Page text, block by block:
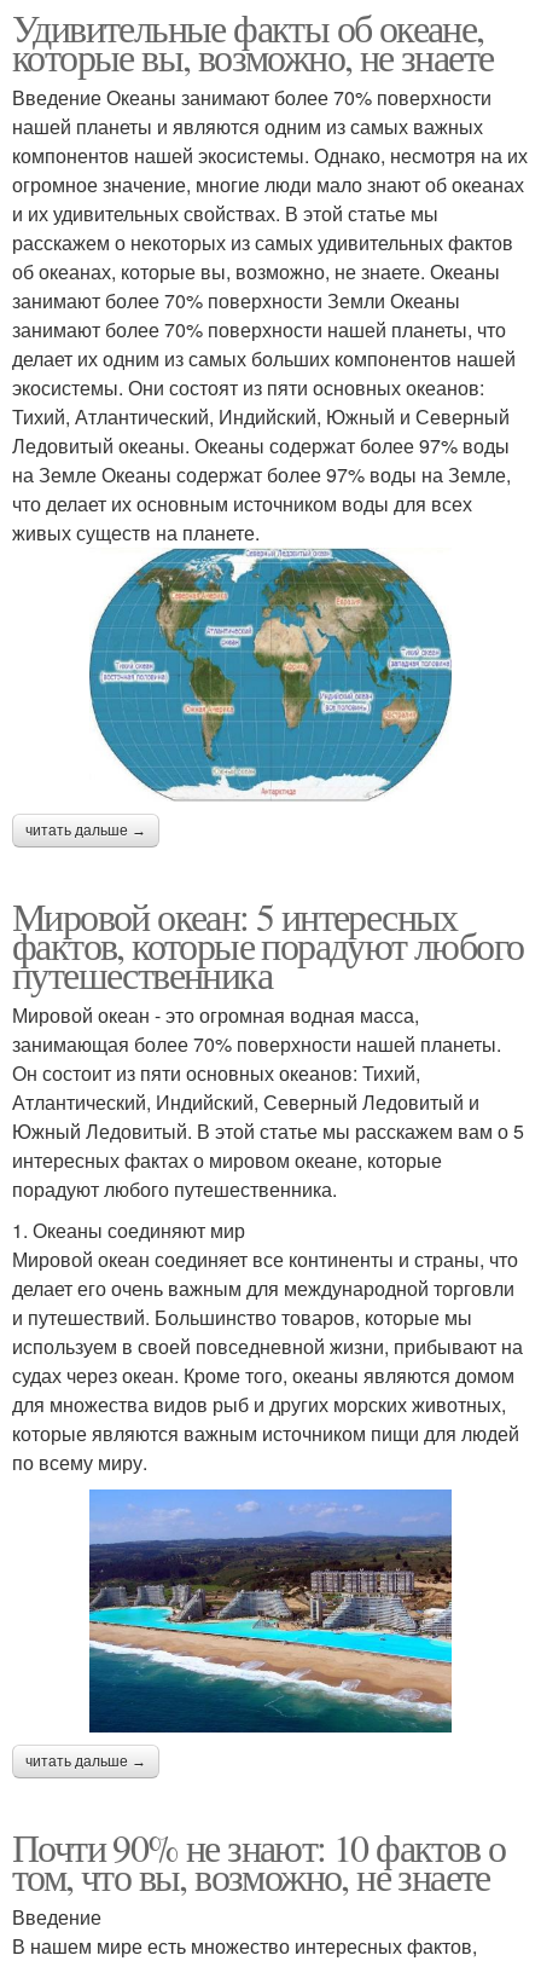
Удивительные факты об океане,
которые вы, возможно, не знаете
Введение Океаны занимают более 70% поверхности
нашей планеты и являются одним из самых важных
компонентов нашей экосистемы. Однако, несмотря на их
огромное значение, многие люди мало знают об океанах
и их удивительных свойствах. В этой статье мы
расскажем о некоторых из самых удивительных фактов
об океанах, которые вы, возможно, не знаете. Океаны
занимают более 70% поверхности Земли Океаны
занимают более 70% поверхности нашей планеты, что
делает их одним из самых больших компонентов нашей
экосистемы. Они состоят из пяти основных океанов:
Тихий, Атлантический, Индийский, Южный и Северный
Ледовитый океаны. Океаны содержат более 97% воды
на Земле Океаны содержат более 97% воды на Земле,
что делает их основным источником воды для всех
живых существ на планете.
читать дальше →
Мировой океан: 5 интересных
фактов, которые порадуют любого
путешественника
Мировой океан - это огромная водная масса,
занимающая более 70% поверхности нашей планеты.
Он состоит из пяти основных океанов: Тихий,
Атлантический, Индийский, Северный Ледовитый и
Южный Ледовитый. В этой статье мы расскажем вам о 5
интересных фактах о мировом океане, которые
порадуют любого путешественника.
1. Океаны соединяют мир
Мировой океан соединяет все континенты и страны, что
делает его очень важным для международной торговли
и путешествий. Большинство товаров, которые мы
используем в своей повседневной жизни, прибывают на
судах через океан. Кроме того, океаны являются домом
для множества видов рыб и других морских животных,
которые являются важным источником пищи для людей
по всему миру.
читать дальше →
Почти 90% не знают: 10 фактов о
том, что вы, возможно, не знаете
Введение
В нашем мире есть множество интересных фактов,